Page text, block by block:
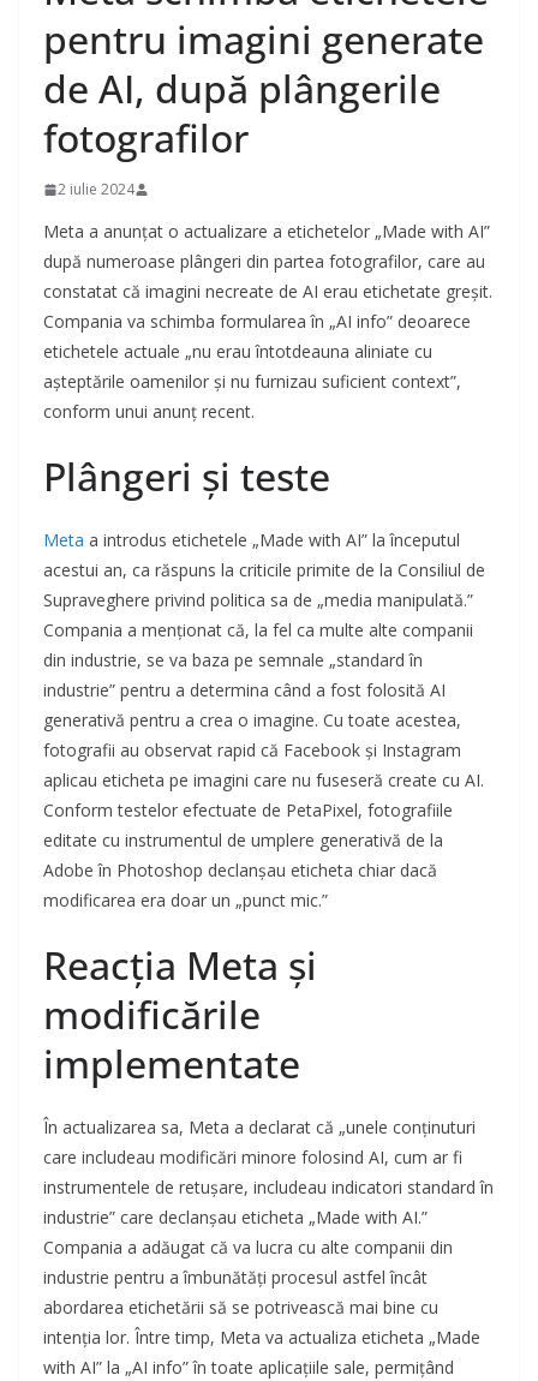
pentru imagini generate
de AI, după plângerile
fotografilor
2 iulie 2024
Meta a anunțat o actualizare a etichetelor „Made with AI”
după numeroase plângeri din partea fotografilor, care au
constatat că imagini necreate de AI erau etichetate greșit.
Compania va schimba formularea în „AI info” deoarece
etichetele actuale „nu erau întotdeauna aliniate cu
așteptările oamenilor și nu furnizau suficient context”,
conform unui anunț recent.
Plângeri și teste
Meta a introdus etichetele „Made with AI” la începutul
acestui an, ca răspuns la criticile primite de la Consiliul de
Supraveghere privind politica sa de „media manipulată.”
Compania a menționat că, la fel ca multe alte companii
din industrie, se va baza pe semnale „standard în
industrie” pentru a determina când a fost folosită AI
generativă pentru a crea o imagine. Cu toate acestea,
fotografii au observat rapid că Facebook și Instagram
aplicau eticheta pe imagini care nu fuseseră create cu AI.
Conform testelor efectuate de PetaPixel, fotografiile
editate cu instrumentul de umplere generativă de la
Adobe în Photoshop declanșau eticheta chiar dacă
modificarea era doar un „punct mic.”
Reacția Meta și
modificările
implementate
În actualizarea sa, Meta a declarat că „unele conținuturi
care includeau modificări minore folosind AI, cum ar fi
instrumentele de retușare, includeau indicatori standard în
industrie” care declanșau eticheta „Made with AI.”
Compania a adăugat că va lucra cu alte companii din
industrie pentru a îmbunătăți procesul astfel încât
abordarea etichetării să se potrivească mai bine cu
intenția lor. Între timp, Meta va actualiza eticheta „Made
with AI” la „AI info” în toate aplicațiile sale, permițând